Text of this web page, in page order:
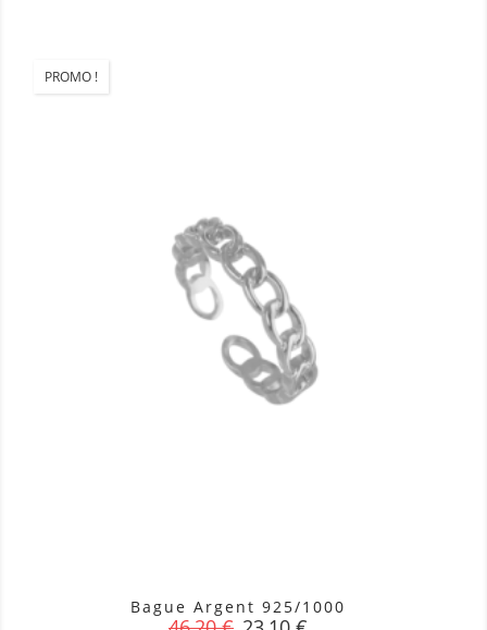
PROMO !
Bague Argent 925/1000